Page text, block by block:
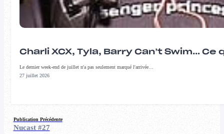
Charli XCX, Tyla, Barry Can’t Swim…
Le dernier week-end de juillet n'a pas seulement marqué l'arrivée…
27 juillet 2026
Publication Précédente
Nucast #27